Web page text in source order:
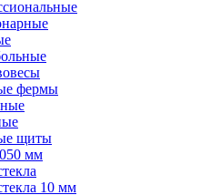
фермы
щиты
мм
10 мм